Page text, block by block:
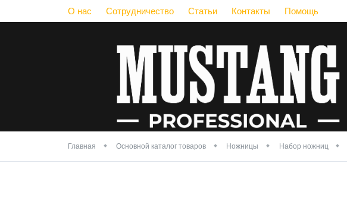
О нас Сотрудничество Статьи Контакты Помощь
Главная Основной каталог товаров Ножницы Набор ножниц